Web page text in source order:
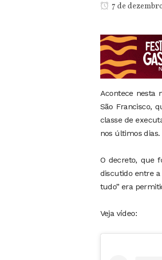
7 de
Acontece nesta
São Francisco,
classe de
nos últimos dias.
O decreto, que
discutido entre
tudo” era
Veja vídeo: